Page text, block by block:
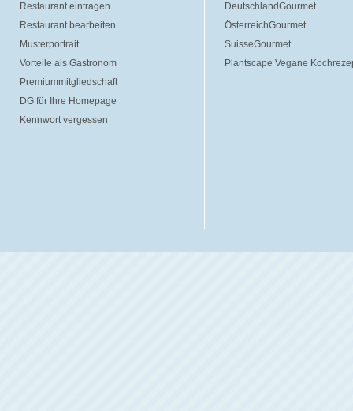
Restaurant eintragen
Restaurant bearbeiten
Musterportrait
Vorteile als Gastronom
Premiummitgliedschaft
DG für Ihre Homepage
Kennwort vergessen
DeutschlandGourmet
ÖsterreichGourmet
SuisseGourmet
Plantscape Vegane